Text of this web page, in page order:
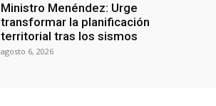
Ministro Menéndez: Urge
transformar la planificación
territorial tras los sismos
agosto 6, 2026